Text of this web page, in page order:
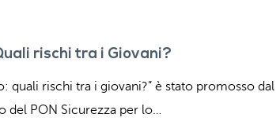
rischi tra i Giovani?
quali rischi tra i giovani?” è stato promosso dal
del PON Sicurezza per lo…